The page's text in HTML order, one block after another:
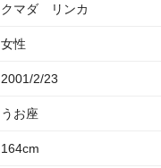
クマダ リンカ
女性
2001/2/23
うお座
164cm